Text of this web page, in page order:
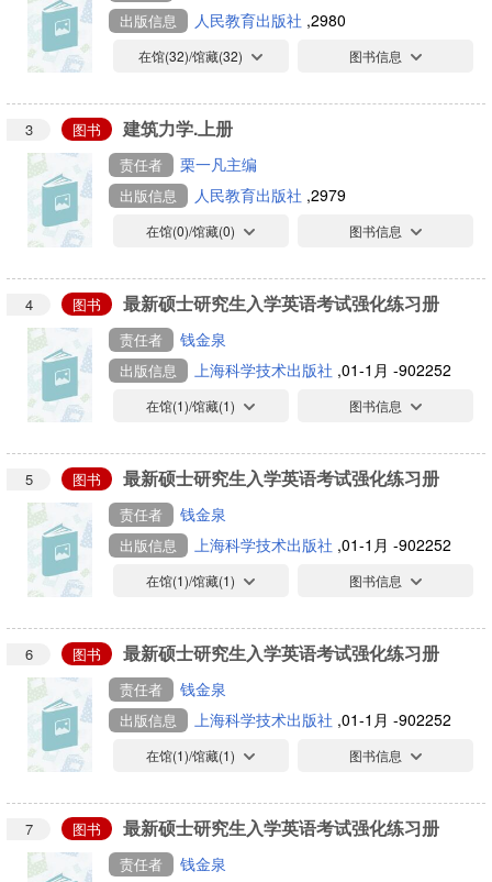
出版信息 人民教育出版社 ,2980
在馆(32)/馆藏(32) 图书信息
3 图书 建筑力学.上册
责任者 栗一凡主编
出版信息 人民教育出版社 ,2979
在馆(0)/馆藏(0) 图书信息
4 图书 最新硕士研究生入学英语考试强化练习册
责任者 钱金泉
出版信息 上海科学技术出版社 ,01-1月 -902252
在馆(1)/馆藏(1) 图书信息
5 图书 最新硕士研究生入学英语考试强化练习册
责任者 钱金泉
出版信息 上海科学技术出版社 ,01-1月 -902252
在馆(1)/馆藏(1) 图书信息
6 图书 最新硕士研究生入学英语考试强化练习册
责任者 钱金泉
出版信息 上海科学技术出版社 ,01-1月 -902252
在馆(1)/馆藏(1) 图书信息
7 图书 最新硕士研究生入学英语考试强化练习册
责任者 钱金泉